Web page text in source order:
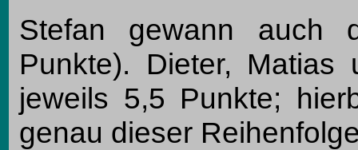
Stefan gewann auch
Punkte). Dieter, Matias
jeweils 5,5 Punkte;
genau dieser